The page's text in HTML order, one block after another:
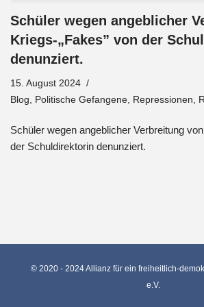
Schüler wegen angeblicher
Kriegs-„Fakes” von der
denunziert.
15. August 2024
Blog, Politische Gefangene, Repressionen,
Schüler wegen angeblicher Verbreitung
der Schuldirektorin denunziert.
© 2020 - 2024 Allianz für ein freiheitlich-
e.V.